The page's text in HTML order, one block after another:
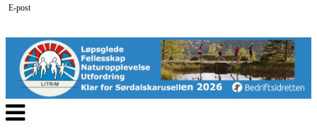
Veksle
navigasjon
E-post